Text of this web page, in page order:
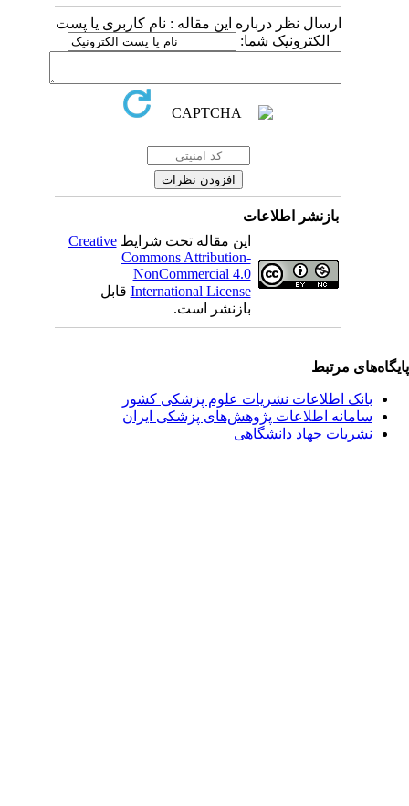
ارسال نظر درباره این مقاله : نام کاربری یا پست
الکترونیک شما:
بازنشر اطلاعات
این مقاله تحت شرایطCreative
Commons Attribution-
NonCommercial 4.0
International Licenseقابل
بازنشر است.
مرتبط
بانک اطلاعات نشریات علوم پزشکی کشور
سامانه اطلاعات پژوهش‌های پزشکی ایران
نشریات جهاد دانشگاهی